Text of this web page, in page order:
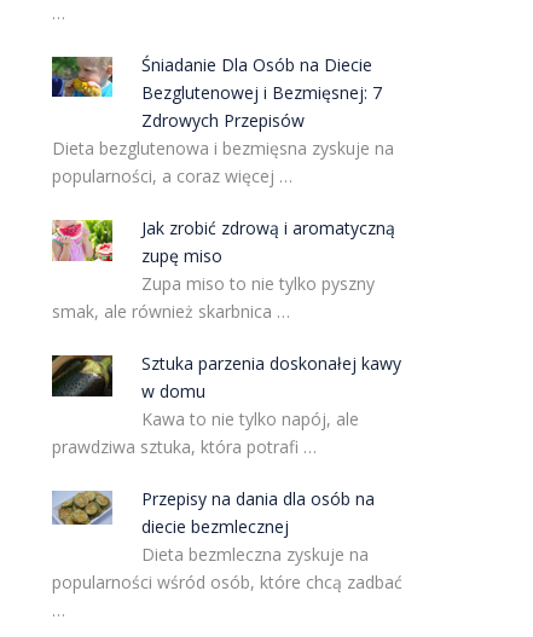
…
Śniadanie Dla Osób na Diecie
Bezglutenowej i Bezmięsnej: 7
Zdrowych Przepisów
Dieta bezglutenowa i bezmięsna zyskuje na
popularności, a coraz więcej …
Jak zrobić zdrową i aromatyczną
zupę miso
Zupa miso to nie tylko pyszny
smak, ale również skarbnica …
Sztuka parzenia doskonałej kawy
w domu
Kawa to nie tylko napój, ale
prawdziwa sztuka, która potrafi …
Przepisy na dania dla osób na
diecie bezmlecznej
Dieta bezmleczna zyskuje na
popularności wśród osób, które chcą zadbać
…